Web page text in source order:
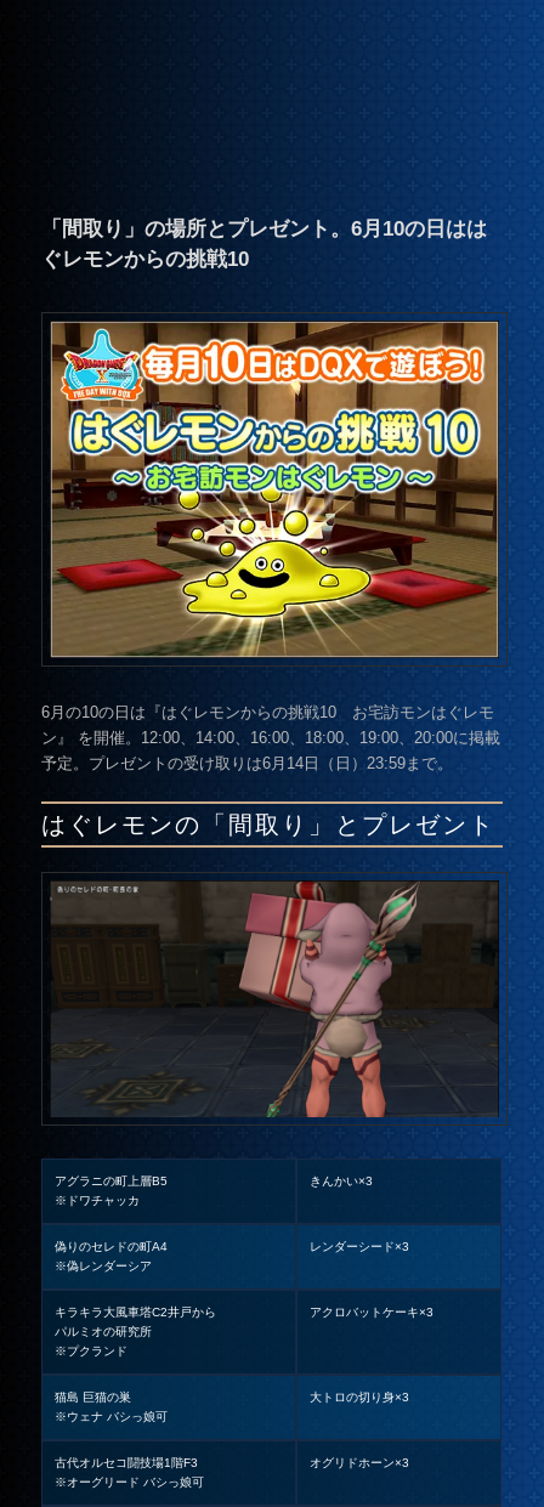
「間取り」の場所とプレゼント。6月10の日はは
ぐレモンからの挑戦10
6月の10の日は『はぐレモンからの挑戦10 お宅訪モンはぐレモ
ン』 を開催。12:00、14:00、16:00、18:00、19:00、20:00に掲載
予定。プレゼントの受け取りは6月14日（日）23:59まで。
はぐレモンの「間取り」とプレゼント
アグラニの町上層B5
※ドワチャッカ
きんかい×3
偽りのセレドの町A4
※偽レンダーシア
レンダーシード×3
キラキラ大風車塔C2井戸から
パルミオの研究所
※プクランド
アクロバットケーキ×3
猫島 巨猫の巣
※ウェナ バシっ娘可
大トロの切り身×3
古代オルセコ闘技場1階F3
※オーグリード バシっ娘可
オグリドホーン×3